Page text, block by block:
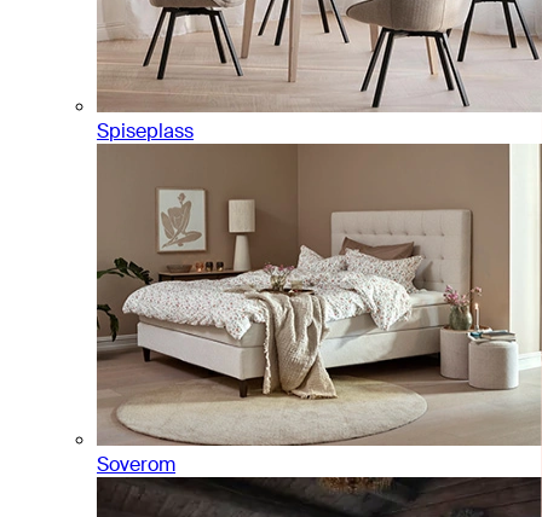
Spiseplass
Soverom